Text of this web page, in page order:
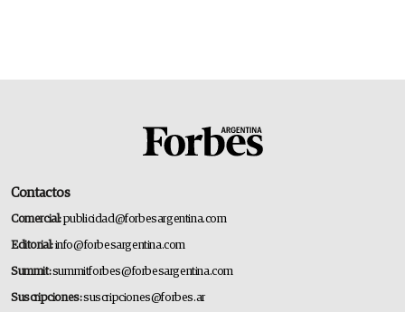
Contactos
Comercial:publicidad@forbesargentina.com
Editorial:info@forbesargentina.com
Summit:summitforbes@forbesargentina.com
Suscripciones:suscripciones@forbes.ar